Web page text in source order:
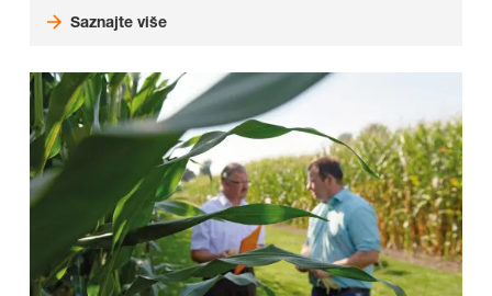
Saznajte više